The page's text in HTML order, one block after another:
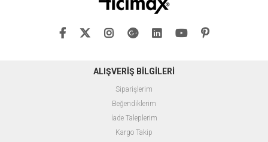
ALIŞVERİŞ BİLGİLERİ
Siparişlerim
Beğendiklerim
İade Taleplerim
Kargo Takip